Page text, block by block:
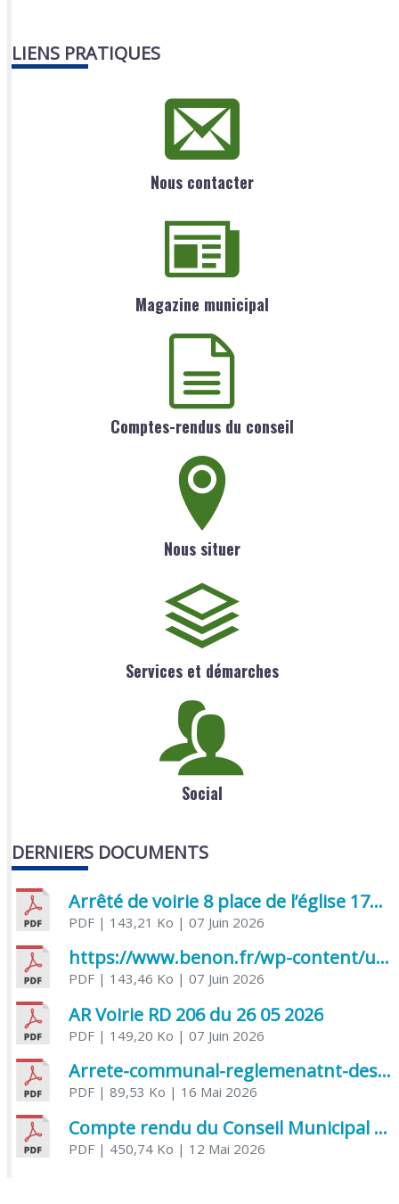
LIENS PRATIQUES
Nous contacter
Magazine municipal
Comptes-rendus du conseil
Nous situer
Services et démarches
Social
DERNIERS DOCUMENTS
Arrêté de voirie 8 place de l’église 17170 Benon
PDF| 143,21 Ko | 07 Juin 2026
https://www.benon.fr/wp-content/uploads/2026/06/AR-Voirie-Chemin-de-Lafond-du-26-05-2026.pdf
PDF| 143,46 Ko | 07 Juin 2026
AR Voirie RD 206 du 26 05 2026
PDF| 149,20 Ko | 07 Juin 2026
Arrete-communal-reglemenatnt-des-bruits-de-voisinage-et-des-activites-bruyantes
PDF| 89,53 Ko | 16 Mai 2026
Compte rendu du Conseil Municipal du 06 mai 2026
PDF| 450,74 Ko | 12 Mai 2026